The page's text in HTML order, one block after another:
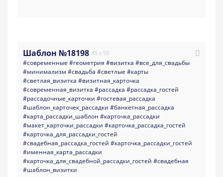
Шаблон №18198 85 x 55
#современные #геометрия #визитка #все_для_свадьбы
#минимализм #свадьба #светлые #карты
#светлая_визитка #визитная_карточка
#современная_визитка #рассадка #рассадка_гостей
#рассадочные_карточки #гостевая_рассадка
#шаблон_карточек_рассадки #банкетная_рассадка
#карта_рассадки_шаблон #карточка_рассадки
#макет_карточки_рассадки #карточка_рассадка_гостей
#карточка_для_рассадки_гостей
#свадебная_рассадка_гостей #карточка_рассадки_гостей
#именная_карта_рассадки
#карточка_для_свадебной_рассадки_гостей #свадебная
#шаблон_визитки